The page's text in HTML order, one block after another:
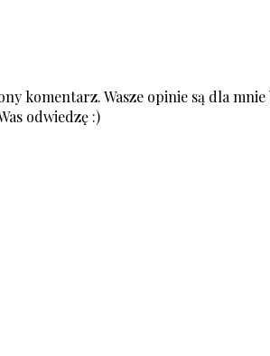
komentarz. Wasze opinie są dla
odwiedzę :)